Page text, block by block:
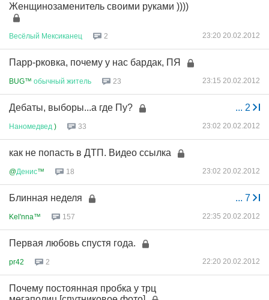
Женщинозаменитель своими руками ))))
Весёлый Мексиканец 2 23:20 20.02.2012
Парр-рковка, почему у нас бардак, ПЯ
BUG™ обычный житель 23 23:15 20.02.2012
... 2
Дебаты, выборы...а где Пу?
Наномедвед ) 33 23:02 20.02.2012
как не попасть в ДТП. Видео ссылка
@Денис™ 18 23:02 20.02.2012
... 7
Блинная неделя
Kel'nna™ 157 22:35 20.02.2012
Первая любовь спустя года.
pr42 2 22:20 20.02.2012
Почему постоянная пробка у трц